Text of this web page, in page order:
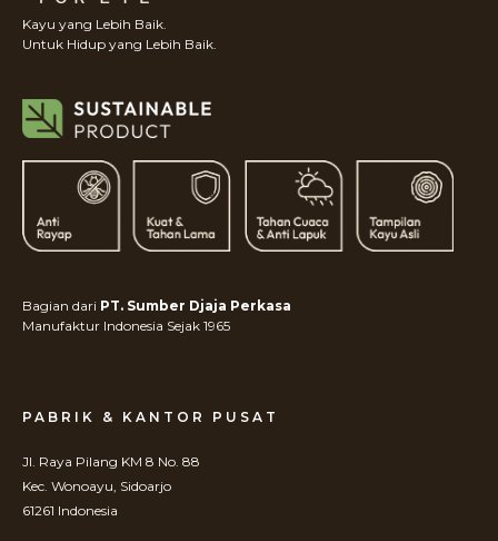
Kayu yang Lebih Baik.
Untuk Hidup yang Lebih Baik.
Bagian dari PT. Sumber Djaja Perkasa
Manufaktur Indonesia Sejak 1965
PABRIK & KANTOR PUSAT
Jl. Raya Pilang KM 8 No. 88
Kec. Wonoayu, Sidoarjo
61261 Indonesia